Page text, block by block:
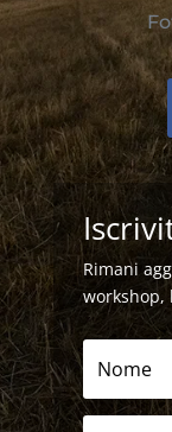
Rimani
workshop,